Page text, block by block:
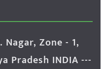
Nagar, Zone - 1,
Pradesh INDIA ---